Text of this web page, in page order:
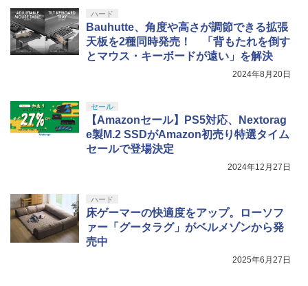
ハード
Bauhutte、角度や高さが調節できる拡張
天板を2種同時発売！ 「背もたれを倒す
とマウス・キーボードが遠い」を解決
2024年8月20日
セール
【Amazonセール】PS5対応、Nextorag
e製M.2 SSDがAmazon初売り特選タイム
セールで登場決定
2024年12月27日
ハード
床ゲーマーの快適度をアップ。ローソフ
ァー「グータラグ」がベルメゾンから発
売中
2025年6月27日